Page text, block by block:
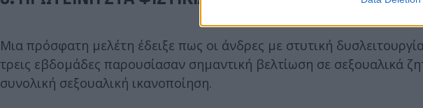
Μια πρόσφατη μελέτη έδειξε πως οι άνδρες με στυτική
τρεις εβδομάδες παρουσίασαν σημαντική βελτίωση σε σεξουαλικά
συνολική σεξουαλική ικανοποίηση.